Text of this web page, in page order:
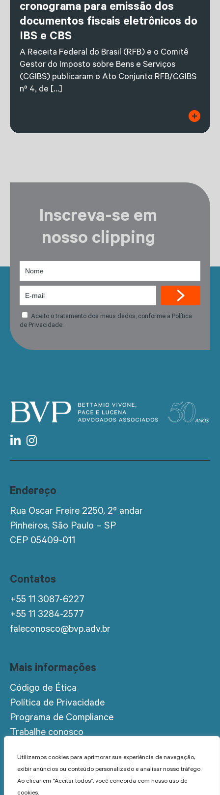
Utilizamos cookies para aprimorar sua experiência de navegação,
exibir anúncios ou conteúdo personalizado e analisar nosso tráfego.
Ao clicar em “Aceitar todos”, você concorda com nosso uso de
cookies.
cronograma para emissão dos
documentos fiscais eletrônicos do
IBS e CBS
A Receita Federal do Brasil (RFB) e o Comitê
Gestor do Imposto sobre Bens e Serviços
(CGIBS) publicaram o Ato Conjunto RFB/CGIBS
nº 4, de […]
Inscreva-se em
nosso clipping
Aceito o tratamento dos meus dados, conforme a Política
de Privacidade.
Endereço
Rua Oscar Freire 2250, 2º andar
Pinheiros, São Paulo – SP
CEP 05409-011
Contatos
+55 11 3087-6227
+55 11 3284-2577
faleconosco@bvp.adv.br
Mais informações
Código de Ética
Política de Privacidade
Programa de Compliance
Trabalhe conosco